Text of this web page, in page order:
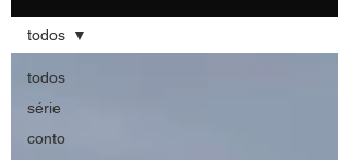
todos
série
conto
todos